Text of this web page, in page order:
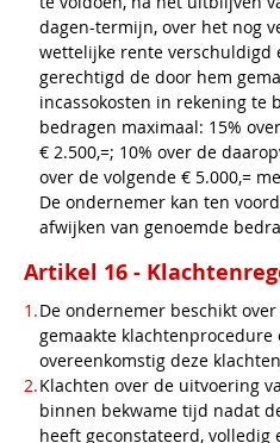
dagen-termijn, over het nog
wettelijke rente verschuldigd
gerechtigd de door hem
incassokosten in rekening te
bedragen maximaal: 15%
€ 2.500,=; 10% over de
over de volgende € 5.000,=
De ondernemer kan ten
afwijken van genoemde
Artikel 16 -
De ondernemer beschikt
gemaakte
overeenkomstig deze
Klachten over de uitvoering
binnen bekwame tijd nadat
heeft geconstateerd, volledig